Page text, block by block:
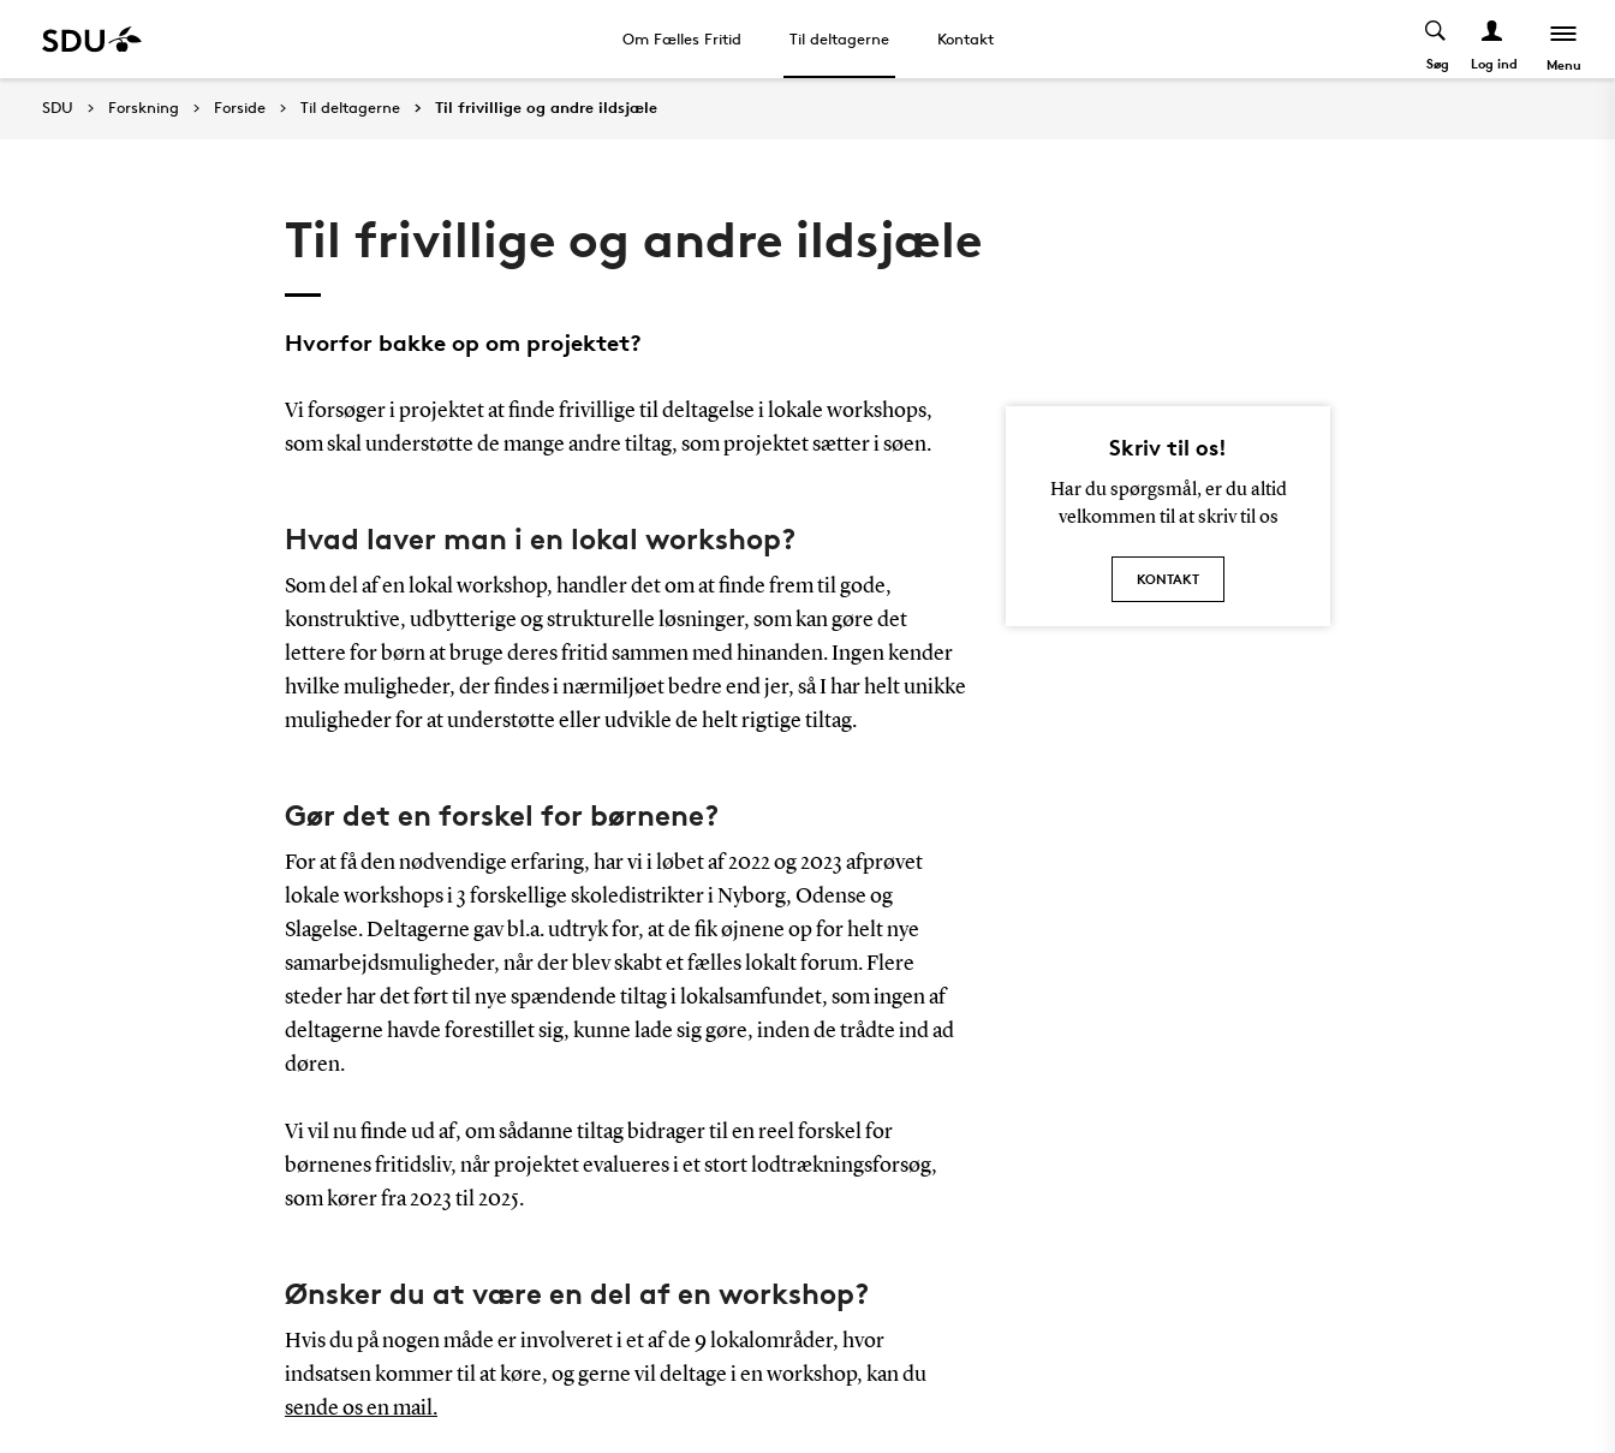
Om Fælles Fritid Til deltagerne Kontakt
Søg Log ind Menu
SDU Forskning Forside Til deltagerne Til frivillige og andre ildsjæle
Til frivillige og andre ildsjæle
Hvorfor bakke op om projektet?
Vi forsøger i projektet at finde frivillige til deltagelse i lokale workshops,
som skal understøtte de mange andre tiltag, som projektet sætter i søen.
Hvad laver man i en lokal workshop?
Som del af en lokal workshop, handler det om at finde frem til gode,
konstruktive, udbytterige og strukturelle løsninger, som kan gøre det
lettere for børn at bruge deres fritid sammen med hinanden. Ingen kender
hvilke muligheder, der findes i nærmiljøet bedre end jer, så I har helt unikke
muligheder for at understøtte eller udvikle de helt rigtige tiltag.
Gør det en forskel for børnene?
For at få den nødvendige erfaring, har vi i løbet af 2022 og 2023 afprøvet
lokale workshops i 3 forskellige skoledistrikter i Nyborg, Odense og
Slagelse. Deltagerne gav bl.a. udtryk for, at de fik øjnene op for helt nye
samarbejdsmuligheder, når der blev skabt et fælles lokalt forum. Flere
steder har det ført til nye spændende tiltag i lokalsamfundet, som ingen af
deltagerne havde forestillet sig, kunne lade sig gøre, inden de trådte ind ad
døren.
Vi vil nu finde ud af, om sådanne tiltag bidrager til en reel forskel for
børnenes fritidsliv, når projektet evalueres i et stort lodtrækningsforsøg,
som kører fra 2023 til 2025.
Ønsker du at være en del af en workshop?
Hvis du på nogen måde er involveret i et af de 9 lokalområder, hvor
indsatsen kommer til at køre, og gerne vil deltage i en workshop, kan du
sende os en mail.
Skriv til os!
Har du spørgsmål, er du altid
velkommen til at skriv til os
KONTAKT